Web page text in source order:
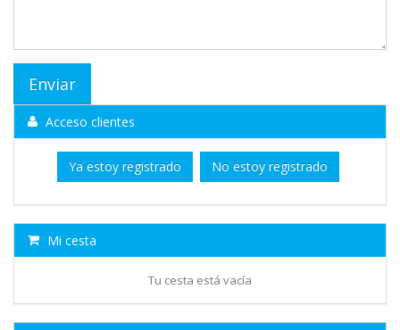
Acceso clientes
Ya estoy registrado No estoy registrado
Mi cesta
Tu cesta está vacía